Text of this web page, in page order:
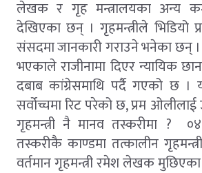
लेखक र गृह मन्त्रालयका अन्य
देखिएका छन् । गृहमन्त्रीले भिडियो
संसदमा जानकारी गराउने भनेका छन् ।
भएकाले राजीनामा दिएर न्यायिक
दबाब कांग्रेसमाथि पर्दै गएको छ ।
सर्वोच्चमा रिट परेको छ, प्रम
गृहमन्त्री नै मानव तस्करीमा ?
तस्करीकै काण्डमा तत्कालीन
वर्तमान गृहमन्त्री रमेश लेखक